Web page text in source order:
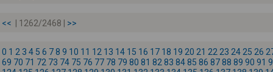
<< | 1262/2468 | >>
0 1 2 3 4 5 6 78 9 10 11 12 13 14 15 16 17 18 19 20 21 22 23 24 25 26
69 70 71 72 73 74 75 76 77 78 79 80 81 82 83 8485 86 8788 89 90 91